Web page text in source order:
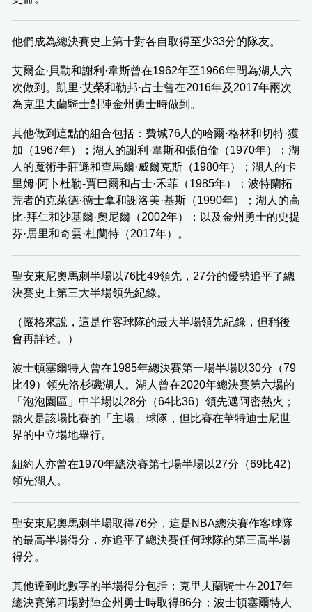
他們成為總決賽史上第十對各自取得至少33分的隊友。
艾爾金·貝勒和謝利·韋斯曾在1962年至1966年間為湖人六
次做到。凱里·艾榮和勒邦·占士曾在2016年及2017年兩次
為克里夫蘭騎士對陣金州勇士時做到。
其他做到這點的組合包括：費城76人的哈爾·格林和切特·獲
加（1967年）；湖人的謝利·韋斯和張伯倫（1970年）；湖
人的魔術手莊遜和查馬爾·威爾克斯（1980年）；湖人的卡
里姆·阿卜杜勒-賈巴爾和占士·禾菲（1985年）；波特蘭拓
荒者的克萊德·德士拿和謝洛美·基斯（1990年）；湖人的高
比·拜仁和沙基爾·奧尼爾（2002年）；以及金州勇士的史提
芬·居里和奇雲·杜蘭特（2017年）。
聖安東尼奧馬刺半場以76比49領先，27分的優勢追平了總
決賽史上第三大半場領先紀錄。
（嚴格來說，這是作客球隊的最大半場領先紀錄，但稍後
會再詳述。）
波士頓塞爾特人曾在1985年總決賽第一場半場以30分（79
比49）領先洛杉磯湖人。湖人曾在2020年總決賽第六場的
「泡泡園區」中半場以28分（64比36）領先邁阿密熱火；
熱火是該場比賽的「主場」球隊，但比賽在華特迪士尼世
界的中立場地舉行。
紐約人亦曾在1970年總決賽第七場半場以27分（69比42）
領先湖人。
聖安東尼奧馬刺半場取得76分，這是NBA總決賽作客球隊
的最高半場得分，亦追平了總決賽任何球隊的第三高半場
得分。
其他達到此數字的半場得分包括：克里夫蘭騎士在2017年
總決賽第四場對陣金州勇士時取得86分；波士頓塞爾特人